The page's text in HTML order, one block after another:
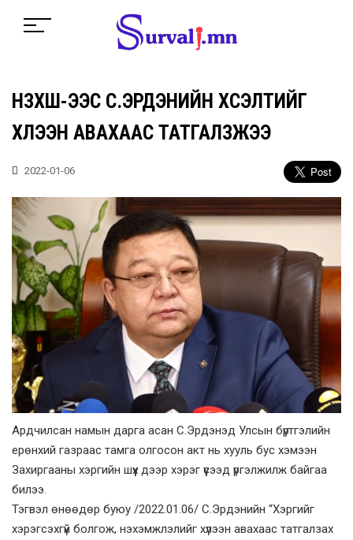
НЗХШ-ЭЭС С.ЭРДЭНИЙН ХҮСЭЛТИЙГ
ХҮЛЭЭН АВАХААС ТАТГАЛЗЖЭЭ
2022-01-06
Ардчилсан намын дарга асан С.Эрдэнэд Улсын бүртгэлийн
ерөнхий газраас тамга олгосон акт нь хууль бус хэмээн
Захиргааны хэргийн шүүх дээр хэрэг үүсээд үргэлжилж байгаа
билээ.
Тэгвэл өнөөдөр буюу /2022.01.06/ С.Эрдэнийн “Хэргийг
хэрэгсэхгүй болгож, нэхэмжлэлийг хүлээн авахаас татгалзах